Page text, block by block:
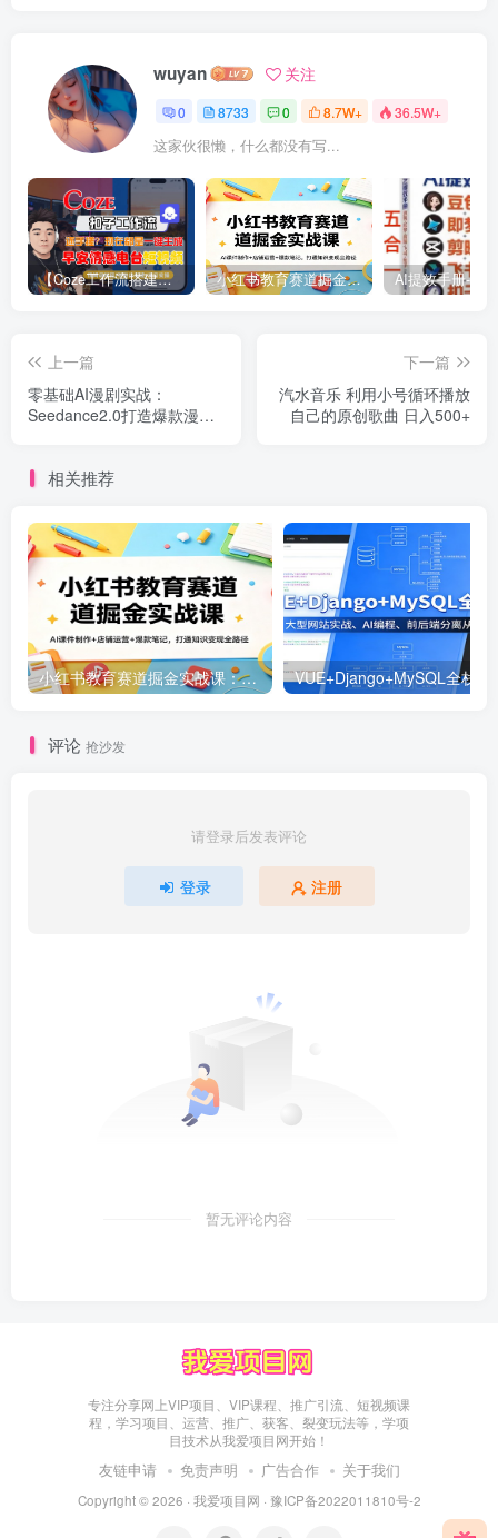
wuyan 关注
0 8733 0 8.7W+ 36.5W+
这家伙很懒，什么都没有写...
【Coze工作流搭建实操教程】【coze】早安情感电台日签视频还在手动做？用扣子工作流自动生成，省时90% 小红书教育赛道掘金实战课：AI课件制作+店铺运营+爆款笔记，打通知识变现全路径
上一篇
零基础AI漫剧实战：
Seedance2.0打造爆款漫
下一篇
汽水音乐 利用小号循环播放
自己的原创歌曲 日入500+
相关推荐
小红书教育赛道掘金实战课：AI课件制作+店铺运营+爆款笔记，打通知识变现全路径
评论 抢沙发
请登录后发表评论
登录 注册
暂无评论内容
专注分享网上VIP项目、VIP课程、推广引流、短视频课
程，学习项目、运营、推广、获客、裂变玩法等，学项
目技术从我爱项目网开始！
友链申请 免责声明 广告合作 关于我们
Copyright © 2026 · 我爱项目网 · 豫ICP备2022011810号-2